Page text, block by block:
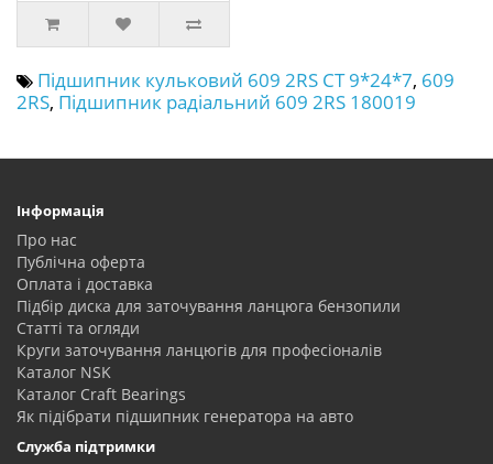
Підшипник кульковий 609 2RS CT 9*24*7, 609
2RS, Підшипник радіальний 609 2RS 180019
Інформація
Про нас
Публічна оферта
Оплата і доставка
Підбір диска для заточування ланцюга бензопили
Статті та огляди
Круги заточування ланцюгів для професіоналів
Каталог NSK
Каталог Craft Bearings
Як підібрати підшипник генератора на авто
Служба підтримки